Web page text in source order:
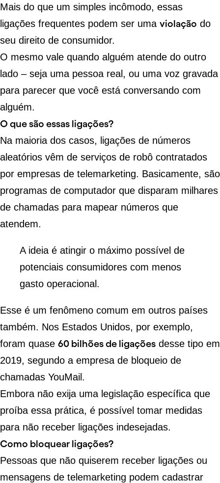
Mais do que um simples incômodo, essas
ligações frequentes podem ser uma violação do
seu direito de consumidor.
O mesmo vale quando alguém atende do outro
lado – seja uma pessoa real, ou uma voz gravada
para parecer que você está conversando com
alguém.
O que são essas ligações?
Na maioria dos casos, ligações de números
aleatórios vêm de serviços de robô contratados
por empresas de telemarketing. Basicamente, são
programas de computador que disparam milhares
de chamadas para mapear números que
atendem.
A ideia é atingir o máximo possível de
potenciais consumidores com menos
gasto operacional.
Esse é um fenômeno comum em outros países
também. Nos Estados Unidos, por exemplo,
foram quase 60 bilhões de ligações desse tipo em
2019, segundo a empresa de bloqueio de
chamadas YouMail.
Embora não exija uma legislação específica que
proíba essa prática, é possível tomar medidas
para não receber ligações indesejadas.
Como bloquear ligações?
Pessoas que não quiserem receber ligações ou
mensagens de telemarketing podem cadastrar